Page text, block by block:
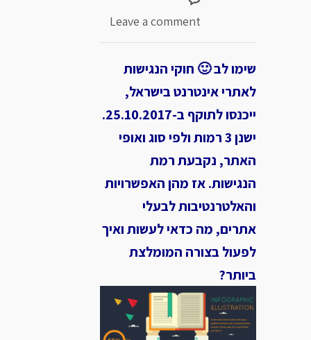
Leave a comment
שימו לב 🙂 חוקי הנגישות
לאתרי אינטרנט בישראל,
ייכנסו לתוקף ב-25.10.2017.
ישנן 3 רמות ולפי סוג ואופי
האתר, נקבעת רמת
הנגישות. אז מהן האפשרויות
והאלטרנטיבות לבעלי
אתרים, מה כדאי לעשות ואיך
לפעול בצורה המומלצת
ביותר?